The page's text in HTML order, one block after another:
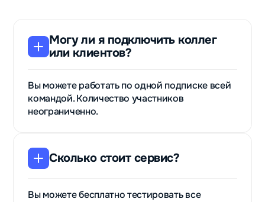
Могу ли я подключить коллег
или клиентов?
Вы можете работать по одной подписке всей
командой. Количество участников
неограниченно.
Сколько стоит сервис?
Вы можете бесплатно тестировать все